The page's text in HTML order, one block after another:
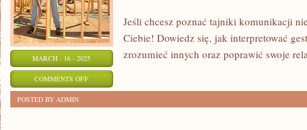
MARCH - 16 - 2025
COMMENTS OFFON
Jeśli chcesz poznać tajniki komunikacji
Ciebie! Dowiedz się, jak interpretować
zrozumieć innych oraz poprawić swoje
POSTED BY ADMIN